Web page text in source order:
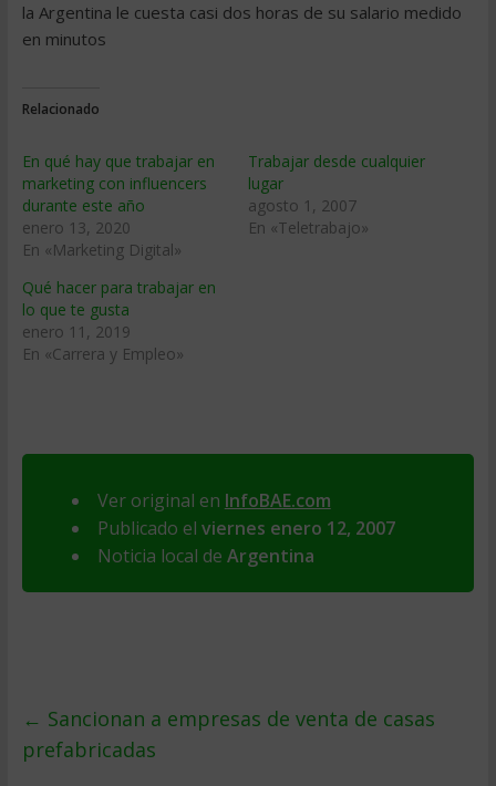
la Argentina le cuesta casi dos horas de su salario medido
en minutos
Relacionado
En qué hay que trabajar en
marketing con influencers
durante este año
enero 13, 2020
En «Marketing Digital»
Trabajar desde cualquier
lugar
agosto 1, 2007
En «Teletrabajo»
Qué hacer para trabajar en
lo que te gusta
enero 11, 2019
En «Carrera y Empleo»
Ver original en InfoBAE.com
Publicado el viernes enero 12, 2007
Noticia local de Argentina
← Sancionan a empresas de venta de casas
prefabricadas